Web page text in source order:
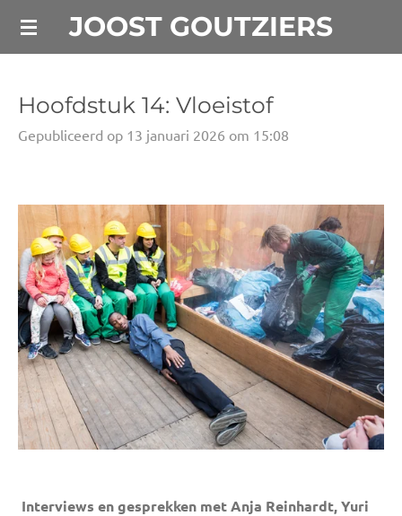
Ga
de
JOOST GOUTZIERS
Hoofdstuk 14: Vloeistof
Gepubliceerd op 13 januari 2026 om 15:08
Interviews en gesprekken met Anja Reinhardt, Yuri